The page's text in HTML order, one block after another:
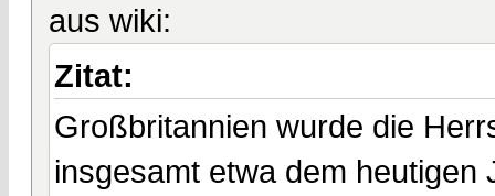
aus wiki:
Zitat:
Großbritannien wurde die
insgesamt etwa dem